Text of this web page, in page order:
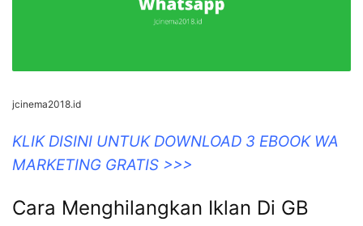
jcinema2018.id
KLIK DISINI UNTUK DOWNLOAD 3 EBOOK WA
MARKETING GRATIS >>>
Cara Menghilangkan Iklan Di GB